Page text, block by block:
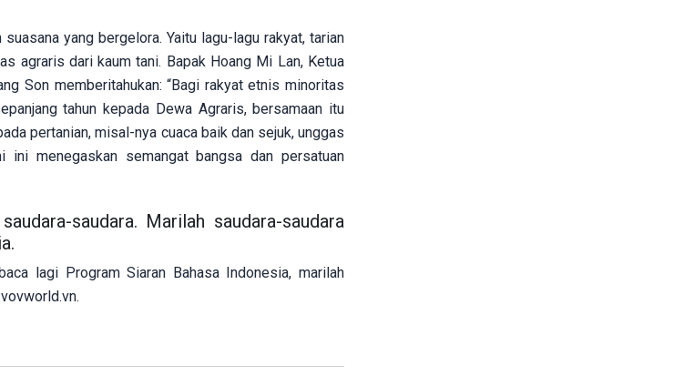
yang bergelora. Yaitu lagu-lagu rakyat, tarian
agraris dari kaum tani. Bapak Hoang Mi Lan, Ketua
Son memberitahukan: “Bagi rakyat etnis minoritas
tahun kepada Dewa Agraris, bersamaan itu
pertanian, misal-nya cuaca baik dan sejuk, unggas
menegaskan semangat bangsa dan persatuan
saudara. Marilah saudara-saudara
lagi Program Siaran Bahasa Indonesia, marilah
.